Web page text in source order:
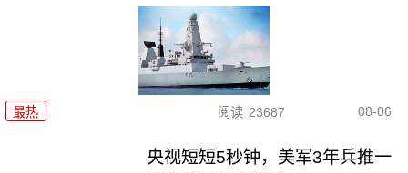
最热 阅读 23687 08-06
央视短短5秒钟，美军3年兵推一